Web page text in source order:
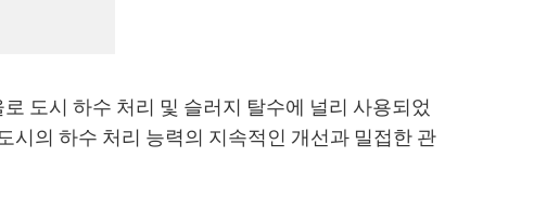
도시 하수 처리 및 슬러지 탈수에 널리 사용되었
시의 하수 처리 능력의 지속적인 개선과 밀접한 관